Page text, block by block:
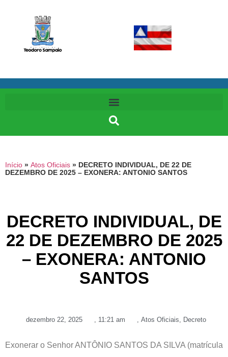
Início » Atos Oficiais » DECRETO INDIVIDUAL, DE 22 DE
DEZEMBRO DE 2025 – EXONERA: ANTONIO SANTOS
DECRETO INDIVIDUAL, DE
22 DE DEZEMBRO DE 2025
– EXONERA: ANTONIO
SANTOS
dezembro 22, 2025 , 11:21 am , Atos Oficiais, Decreto
Exonerar o Senhor ANTÔNIO SANTOS DA SILVA (matrícula